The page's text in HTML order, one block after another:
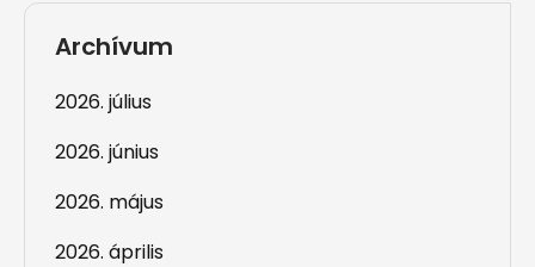
Archívum
2026. július
2026. június
2026. május
2026. április